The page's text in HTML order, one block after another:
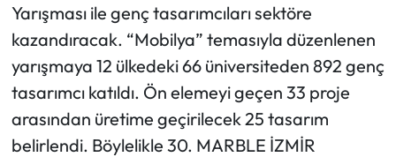
Yarışması ile genç tasarımcıları sektöre
kazandıracak. “Mobilya” temasıyla düzenlenen
yarışmaya 12 ülkedeki 66 üniversiteden 892 genç
tasarımcı katıldı. Ön elemeyi geçen 33 proje
arasından üretime geçirilecek 25 tasarım
belirlendi. Böylelikle 30. MARBLE İZMİR